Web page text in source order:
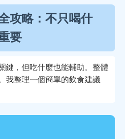
攻略：不只喝什
要
鍵，但吃什麼也能輔助。整體
我整理一個簡單的飲食建議